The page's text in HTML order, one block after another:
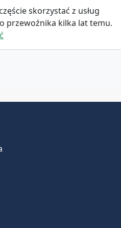
skorzystać z usług
przewoźnika kilka lat temu.
i traktował to, co
poważnie. Zdecydowanie